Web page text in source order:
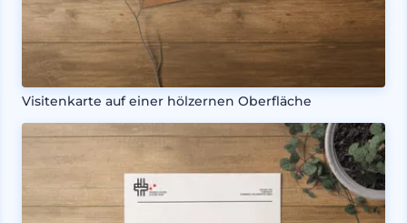
Visitenkarte auf einer hölzernen Oberfläche